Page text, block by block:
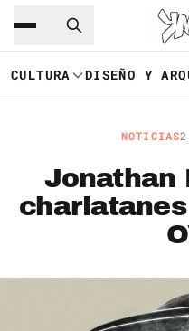
Saltar al contenido
CULTURA DISEÑO Y
NOTICIAS
Jonathan